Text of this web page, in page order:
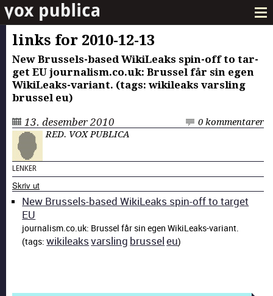
links for 2010-12-13
New Brus­sels-based Wik­iLeaks spin-off to tar­
get EU journalism.co.uk: Brus­sel får sin egen
Wik­iLeaks-vari­ant. (tags: wik­ileaks varsling
brus­sel eu)
13. desember 2010
0 kommentarer
RED. VOX PUBLICA
LENKER
Skriv ut
New Brus­sels-based Wik­iLeaks spin-off to tar­get
EU
journalism.co.uk: Brus­sel får sin egen Wik­iLeaks-vari­ant.
(tags:wik­ileaksvarsling brus­seleu)